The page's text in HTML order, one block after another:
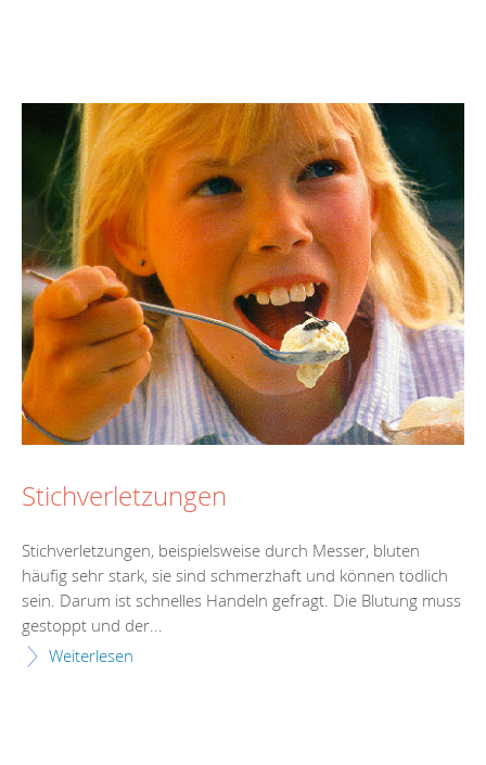
Stichverletzungen
Stichverletzungen, beispielsweise durch Messer, bluten
häufig sehr stark, sie sind schmerzhaft und können tödlich
sein. Darum ist schnelles Handeln gefragt. Die Blutung muss
gestoppt und der...
Weiterlesen